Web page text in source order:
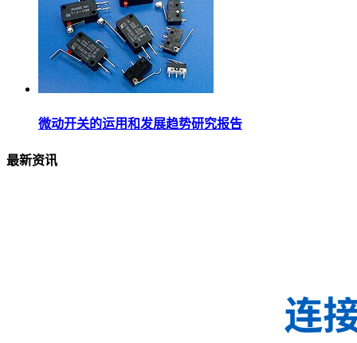
微动开关的运用和发展趋势研究报告
最新资讯